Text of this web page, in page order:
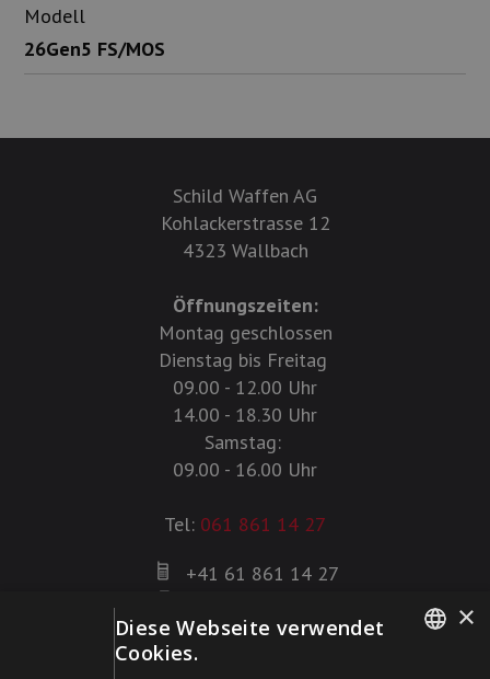
Modell
26Gen5 FS/MOS
Schild Waffen AG
Kohlackerstrasse 12
4323 Wallbach
Öffnungszeiten:
Montag geschlossen
Dienstag bis Freitag
09.00 - 12.00 Uhr
14.00 - 18.30 Uhr
Samstag:
09.00 - 16.00 Uhr
Tel: 061 861 14 27
+41 61 861 14 27
info@schildwaffen.ch
×
Diese Webseite verwendet
Cookies.